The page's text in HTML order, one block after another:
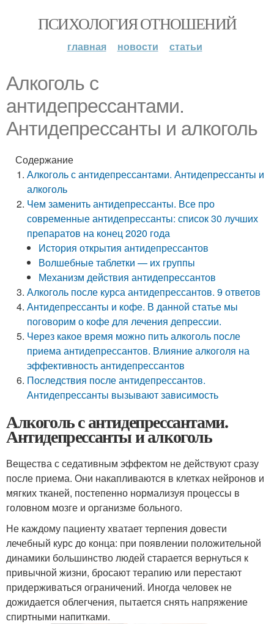
ПСИХОЛОГИЯ ОТНОШЕНИЙ
главная новости статьи
Алкоголь с
антидепрессантами.
Антидепрессанты и алкоголь
Содержание
Алкоголь с антидепрессантами. Антидепрессанты и
алкоголь
Чем заменить антидепрессанты. Все про
современные антидепрессанты: список 30 лучших
препаратов на конец 2020 года
История открытия антидепрессантов
Волшебные таблетки — их группы
Механизм действия антидепрессантов
Алкоголь после курса антидепрессантов. 9 ответов
Антидепрессанты и кофе. В данной статье мы
поговорим о кофе для лечения депрессии.
Через какое время можно пить алкоголь после
приема антидепрессантов. Влияние алкоголя на
эффективность антидепрессантов
Последствия после антидепрессантов.
Антидепрессанты вызывают зависимость
Алкоголь с антидепрессантами.
Антидепрессанты и алкоголь
Вещества с седативным эффектом не действуют сразу
после приема. Они накапливаются в клетках нейронов и
мягких тканей, постепенно нормализуя процессы в
головном мозге и организме больного.
Не каждому пациенту хватает терпения довести
лечебный курс до конца: при появлении положительной
динамики большинство людей старается вернуться к
привычной жизни, бросают терапию или перестают
придерживаться ограничений. Иногда человек не
дожидается облегчения, пытается снять напряжение
спиртными напитками.